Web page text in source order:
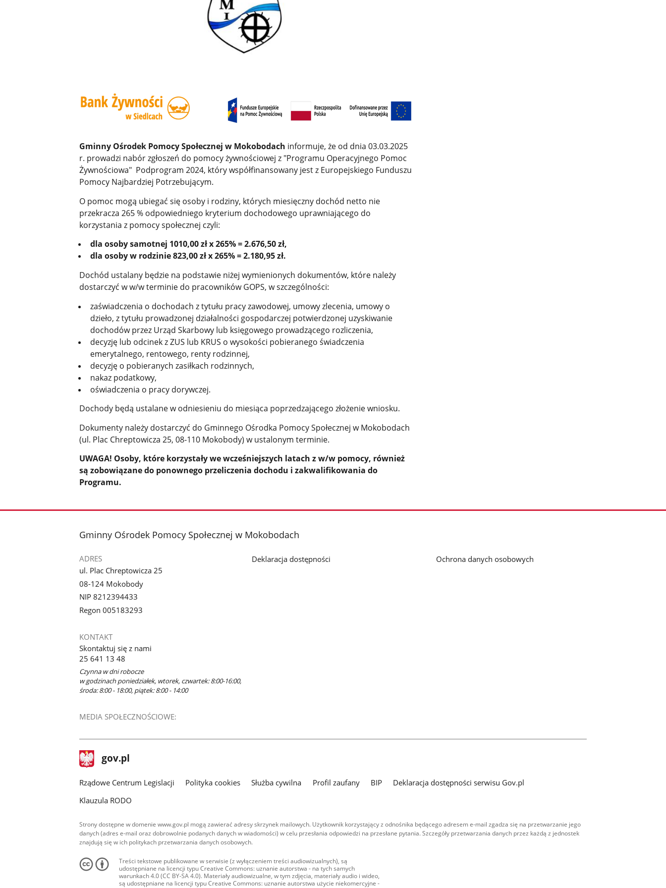
Gminny Ośrodek Pomocy Społecznej w Mokobodach informuje, że od dnia 03.03.2025
r. prowadzi nabór zgłoszeń do pomocy żywnościowej z "Programu Operacyjnego Pomoc
Żywnościowa" Podprogram 2024, który współfinansowany jest z Europejskiego Funduszu
Pomocy Najbardziej Potrzebującym.
O pomoc mogą ubiegać się osoby i rodziny, których miesięczny dochód netto nie
przekracza 265 % odpowiedniego kryterium dochodowego uprawniającego do
korzystania z pomocy społecznej czyli:
dla osoby samotnej 1010,00 zł x 265% = 2.676,50 zł,
dla osoby w rodzinie 823,00 zł x 265% = 2.180,95 zł.
Dochód ustalany będzie na podstawie niżej wymienionych dokumentów, które należy
dostarczyć w w/w terminie do pracowników GOPS, w szczególności:
zaświadczenia o dochodach z tytułu pracy zawodowej, umowy zlecenia, umowy o
dzieło, z tytułu prowadzonej działalności gospodarczej potwierdzonej uzyskiwanie
dochodów przez Urząd Skarbowy lub księgowego prowadzącego rozliczenia,
decyzję lub odcinek z ZUS lub KRUS o wysokości pobieranego świadczenia
emerytalnego, rentowego, renty rodzinnej,
decyzję o pobieranych zasiłkach rodzinnych,
nakaz podatkowy,
oświadczenia o pracy dorywczej.
Dochody będą ustalane w odniesieniu do miesiąca poprzedzającego złożenie wniosku.
Dokumenty należy dostarczyć do Gminnego Ośrodka Pomocy Społecznej w Mokobodach
(ul. Plac Chreptowicza 25, 08-110 Mokobody) w ustalonym terminie.
UWAGA! Osoby, które korzystały we wcześniejszych latach z w/w pomocy, również
są zobowiązane do ponownego przeliczenia dochodu i zakwalifikowania do
Programu.
stopka
Gminny Ośrodek Pomocy Społecznej w Mokobodach
ADRES
ul. Plac Chreptowicza 25
08-124 Mokobody
NIP 8212394433
Regon 005183293
KONTAKT
Skontaktuj się z nami
25 641 13 48
Czynna w dni robocze
w godzinach poniedziałek, wtorek, czwartek: 8:00-16:00,
środa: 8:00 - 18:00, piątek: 8:00 - 14:00
MEDIA SPOŁECZNOŚCIOWE:
Deklaracja dostępności Ochrona danych osobowych
stopka
gov.pl Strona
gov.pl
Rządowe Centrum Legislacji Polityka cookies Służba cywilna Profil zaufany BIP
Deklaracja dostępności serwisu Gov.pl
Klauzula RODO
Strony dostępne w domenie www.gov.pl mogą zawierać adresy skrzynek mailowych. Użytkownik korzystający z odnośnika będącego adresem e-mail zgadza się na przetwarzanie jego
danych (adres e-mail oraz dobrowolnie podanych danych w wiadomości) w celu przesłania odpowiedzi na przesłane pytania. Szczegóły przetwarzania danych przez każdą z jednostek
znajdują się w ich politykach przetwarzania danych osobowych.
Treści tekstowe publikowane w serwisie (z wyłączeniem treści audiowizualnych), są
udostępniane na licencji typu Creative Commons: uznanie autorstwa - na tych samych
warunkach 4.0 (CC BY-SA 4.0). Materiały audiowizualne, w tym zdjęcia, materiały audio i wideo,
są udostępniane na licencji typu Creative Commons: uznanie autorstwa użycie niekomercyjne -